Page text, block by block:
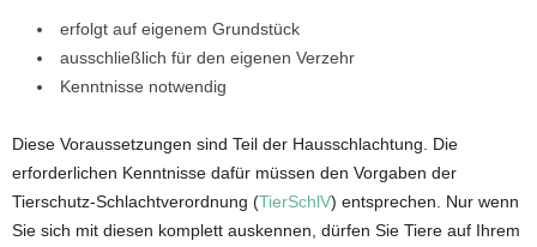
erfolgt auf eigenem Grundstück
ausschließlich für den eigenen Verzehr
Kenntnisse notwendig
Diese Voraussetzungen sind Teil der Hausschlachtung. Die
erforderlichen Kenntnisse dafür müssen den Vorgaben der
Tierschutz-Schlachtverordnung (TierSchlV) entsprechen. Nur wenn
Sie sich mit diesen komplett auskennen, dürfen Sie Tiere auf Ihrem